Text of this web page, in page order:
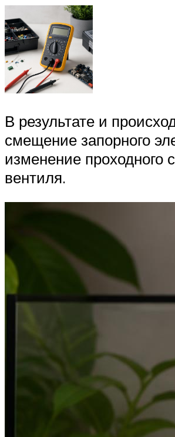
В результате и
смещение запорного
изменение проходного
вентиля.